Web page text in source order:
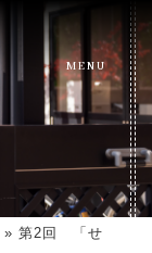
MENU
» 第2回 「せ